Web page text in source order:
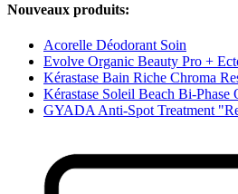
Nouveaux produits:
Acorelle Déodorant Soin
Evolve Organic Beauty Pro +
Kérastase Bain Riche Chroma
Kérastase Soleil Beach Bi-Phase
GYADA Anti-Spot Treatment